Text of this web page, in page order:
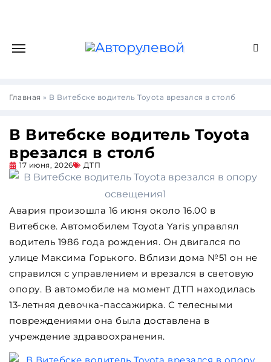
Главная » В Витебске водитель Toyota врезался в столб
В Витебске водитель Toyota
врезался в столб
17 июня, 2026 ДТП
Авария произошла 16 июня около 16.00 в
Витебске. Автомобилем Toyota Yaris управлял
водитель 1986 года рождения. Он двигался по
улице Максима Горького. Вблизи дома №51 он не
справился с управлением и врезался в световую
опору. В автомобиле на момент ДТП находилась
13-летняя девочка-пассажирка. С телесными
повреждениями она была доставлена в
учреждение здравоохранения.